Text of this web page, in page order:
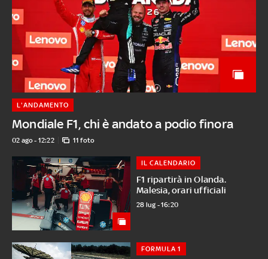
Mondiale F1, chi è andato a podio finora
L'ANDAMENTO
02 ago - 12:22 11 foto
F1 ripartirà in Olanda.
Malesia, orari ufficiali
IL CALENDARIO
28 lug - 16:20
FORMULA 1